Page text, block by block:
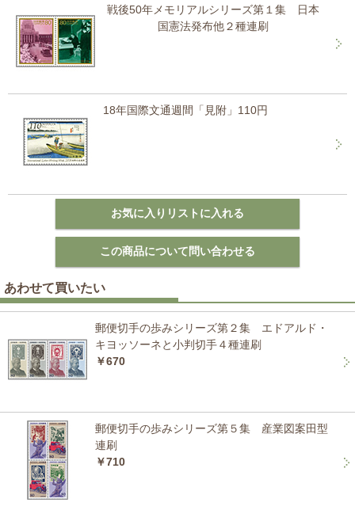
戦後50年メモリアルシリーズ第１集 日本
国憲法発布他２種連刷
18年国際文通週間「見附」110円
あわせて買いたい
郵便切手の歩みシリーズ第２集 エドアルド・
キヨッソーネと小判切手４種連刷
￥670
郵便切手の歩みシリーズ第５集 産業図案田型
連刷
￥710